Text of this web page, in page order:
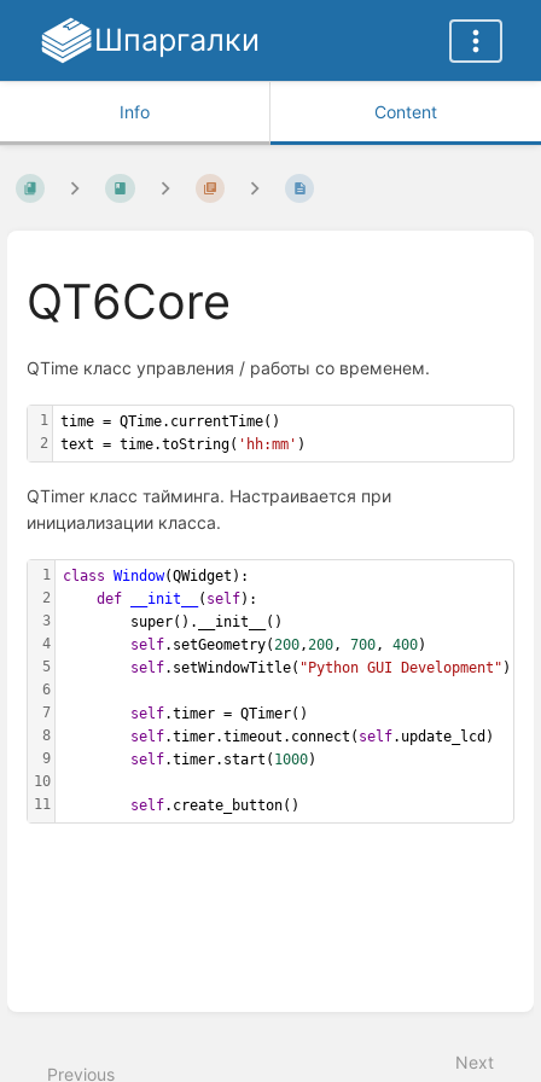
Шпаргалки
Info Content
QT6Core
QTime класс управления / работы со временем.
1
2
time = QTime.currentTime()
text = time.toString( 'hh:mm' )
QTimer класс тайминга. Настраивается при
инициализации класса.
1
2
3
4
5
6
7
8
9
10
11
class Window(QWidget):
def
__init__ ( self):
        super().__init__()
self.setGeometry( 200 , 200 , 700 , 400)
self.setWindowTitle( "Python GUI Development" )
self.timer = QTimer()
self.timer.timeout.connect( self.update_lcd)
self.timer.start( 1000)
self.create_button()
mode
Previous
Next